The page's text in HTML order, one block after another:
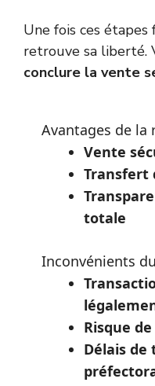
Une fois ces étapes
retrouve sa liberté.
conclure la vente
Avantages de la
Vente
Transfert
totale
Inconvénients
Risque
Délais